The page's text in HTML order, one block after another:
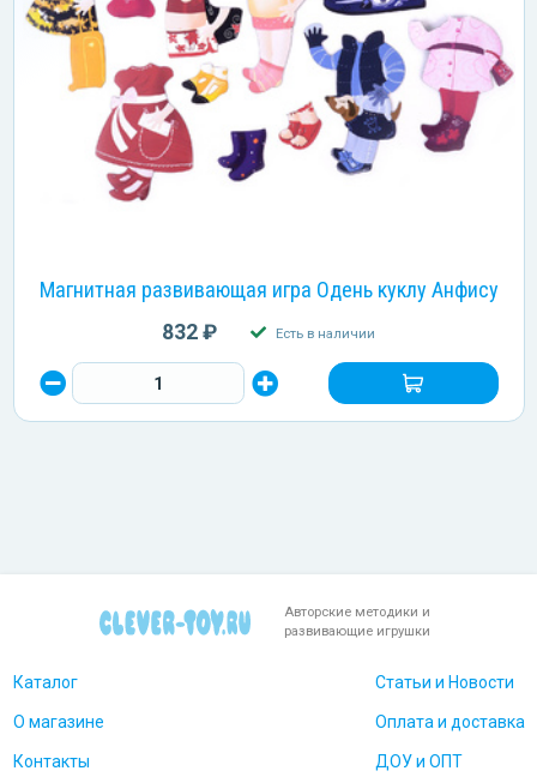
Магнитная развивающая игра Одень куклу Анфису
832 ₽ Есть в наличии
Авторские методики и
развивающие игрушки
Каталог
О магазине
Контакты
Статьи и Новости
Оплата и доставка
ДОУ и ОПТ